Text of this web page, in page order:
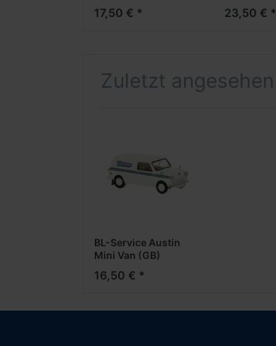
17,50 € * 23,50 € *
Zuletzt angesehen
BL-Service Austin
Mini Van (GB)
16,50 € *